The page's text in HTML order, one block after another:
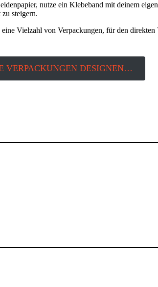
nutze ein Klebeband mit deinem
steigern.
Vielzahl von Verpackungen, für den
VERPACKUNGEN DESIGNEN…